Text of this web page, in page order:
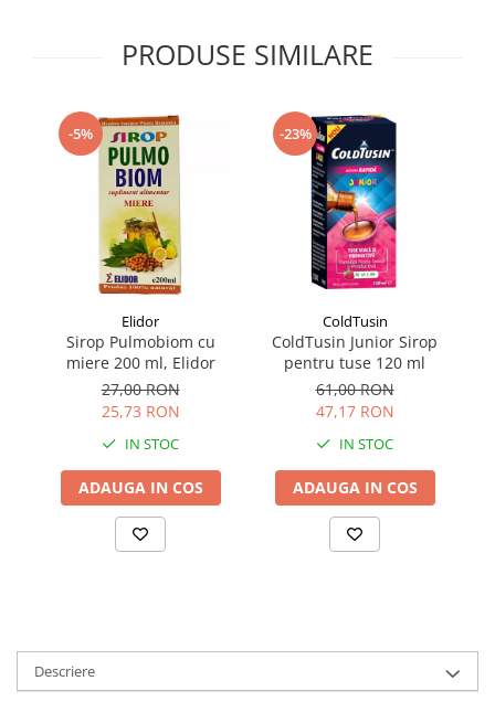
PRODUSE SIMILARE
-5%
Elidor
Sirop Pulmobiom cu
miere 200 ml, Elidor
27,00 RON
25,73 RON
IN STOC
ADAUGA IN COS
-23%
ColdTusin
ColdTusin Junior Sirop
pentru tuse 120 ml
61,00 RON
47,17 RON
IN STOC
ADAUGA IN COS
Descriere